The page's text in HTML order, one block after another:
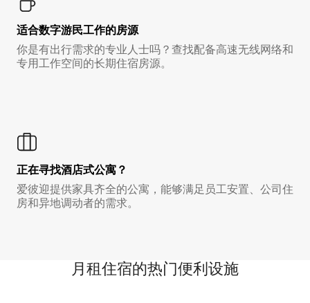
适合数字游民工作的房源
你是有出行需求的专业人士吗？查找配备高速无线网络和
专用工作空间的长期住宿房源。
正在寻找酒店式公寓？
爱彼迎提供家具齐全的公寓，能够满足员工安置、公司住
房和异地调动者的需求。
月租住宿的热门便利设施